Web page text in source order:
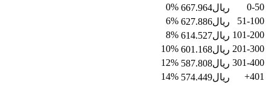
0-50
ریال667.964
0%
51-100
ریال627.886
6%
101-200 ریال614.527
8%
201-300 ریال601.168
10%
301-400 ریال587.808
12%
401+
ریال574.449
14%